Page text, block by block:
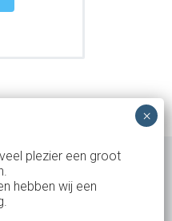
plezier een groot
hebben wij een